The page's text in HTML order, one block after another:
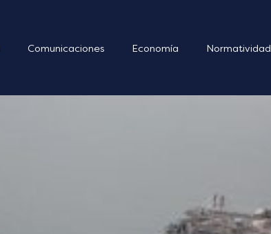
Comunicaciones Economía Normatividad